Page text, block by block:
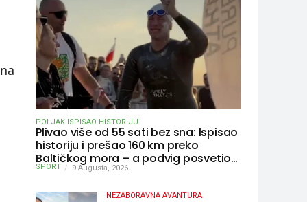
POLJAK ISPISAO HISTORIJU
Plivao više od 55 sati bez sna: Ispisao
historiju i prešao 160 km preko
Baltičkog mora – a podvig posvetio
djeci oboljeloj od raka
SPORT 9 Augusta, 2026
NEZABORAVNA AVANTURA